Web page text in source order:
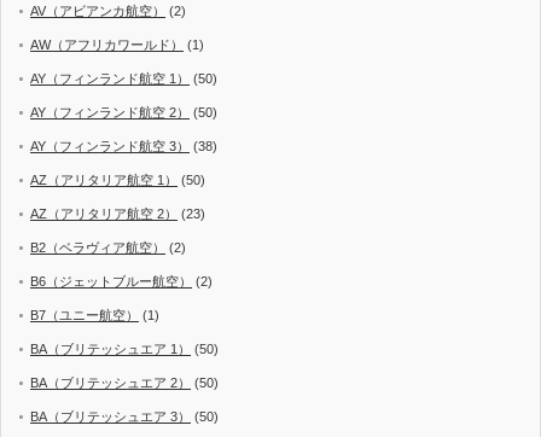
AV（アビアンカ航空） (2)
AW（アフリカワールド） (1)
AY（フィンランド航空 1） (50)
AY（フィンランド航空 2） (50)
AY（フィンランド航空 3） (38)
AZ（アリタリア航空 1） (50)
AZ（アリタリア航空 2） (23)
B2（ベラヴィア航空） (2)
B6（ジェットブルー航空） (2)
B7（ユニー航空） (1)
BA（ブリテッシュエア 1） (50)
BA（ブリテッシュエア 2） (50)
BA（ブリテッシュエア 3） (50)